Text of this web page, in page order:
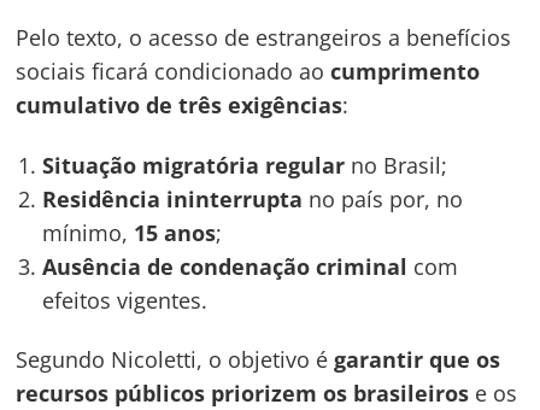
Pelo texto, o acesso de estrangeiros a benefícios
sociais ficará condicionado aocumprimento
cumulativo de três exigências:
Situação migratória regular no Brasil;
Residência ininterrupta no país por, no
mínimo, 15 anos;
Ausência de condenação criminal com
efeitos vigentes.
Segundo Nicoletti, o objetivo égarantir que os
recursos públicos priorizem os brasileiros e os